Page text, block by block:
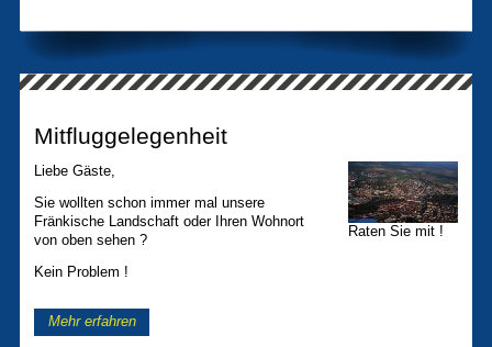
Mitfluggelegenheit
Raten Sie mit !
Liebe Gäste,
Sie wollten schon immer mal unsere
Fränkische Landschaft oder Ihren Wohnort
von oben sehen ?
Kein Problem !
Mehr erfahren